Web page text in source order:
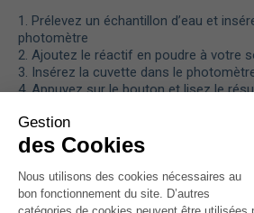
1. Prélevez un échantillon d’eau et
photomètre
2. Ajoutez le réactif en poudre à votre
3. Insérez la cuvette dans le
4. Appuyez sur le bouton et lisez le
Caractéristiques